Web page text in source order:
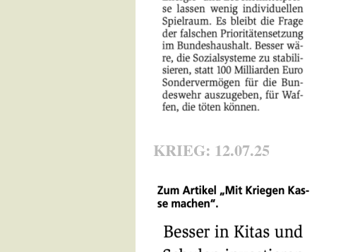
KRIEG: 12.07.25